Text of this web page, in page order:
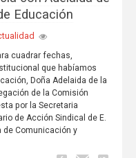
Educación
cuadrar fechas,
que habíamos
Doña Adelaida de la
de la Comisión
por la Secretaria
de Acción Sindical de E.
de Comunicación y